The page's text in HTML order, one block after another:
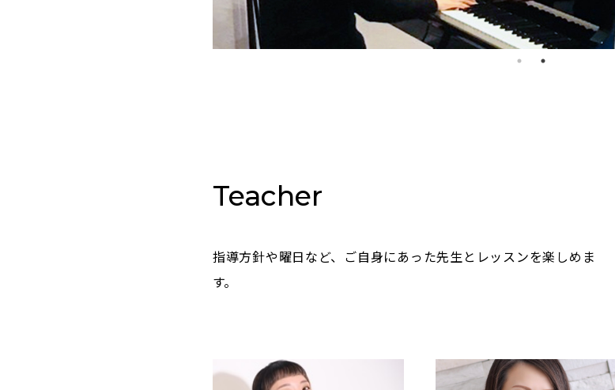
Teacher
指導方針や曜日など、ご自身にあった先生とレッスンを楽しめま
す。